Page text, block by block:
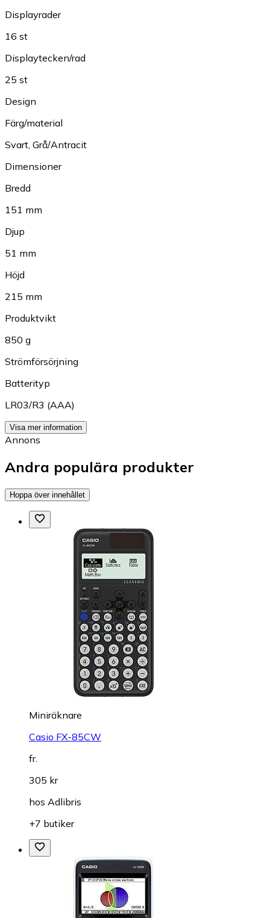
Displayrader
16 st
Displaytecken/rad
25 st
Design
Färg/material
Svart, Grå/Antracit
Dimensioner
Bredd
151 mm
Djup
51 mm
Höjd
215 mm
Produktvikt
850 g
Strömförsörjning
Batterityp
LR03/R3 (AAA)
Visa mer information
Annons
Andra populära produkter
Hoppa över innehållet
Miniräknare
Casio FX-85CW
fr.
305 kr
hos Adlibris
+7 butiker